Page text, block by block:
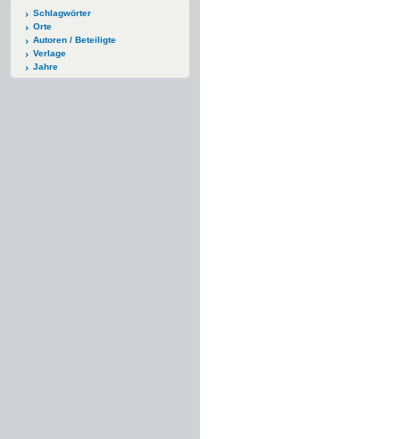
Schlagwörter
Orte
Autoren / Beteiligte
Verlage
Jahre